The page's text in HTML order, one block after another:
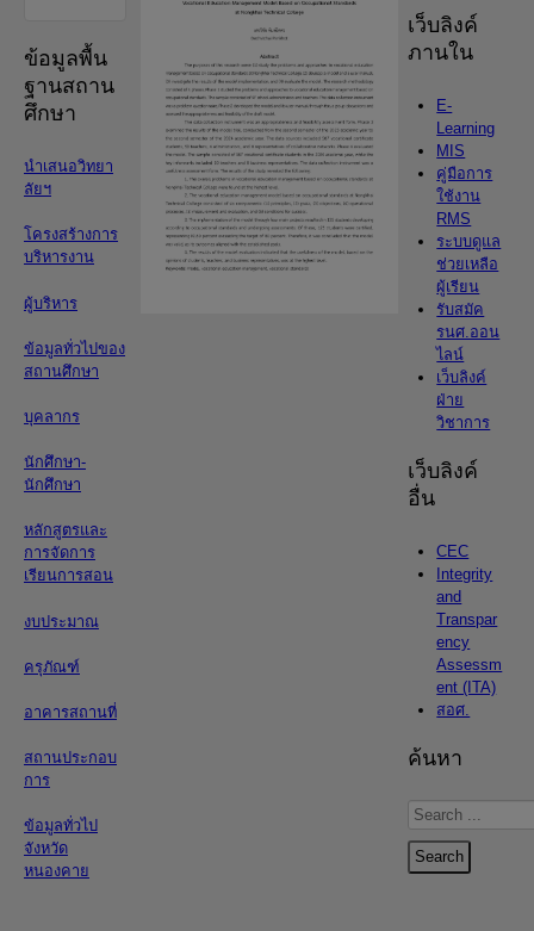
ข้อมูลพื้น
ฐานสถาน
ศึกษา
นำเสนอวิทยา
ลัยฯ
โครงสร้างการ
บริหารงาน
ผู้บริหาร
ข้อมูลทั่วไปของ
สถานศึกษา
บุคลากร
นักศึกษา-
นักศึกษา
หลักสูตรและ
การจัดการ
เรียนการสอน
งบประมาณ
ครุภัณฑ์
อาคารสถานที่
สถานประกอบ
การ
ข้อมูลทั่วไป
จังหวัด
หนองคาย
เว็บลิงค์
ภานใน
E-
Learning
MIS
คู่มือการ
ใช้งาน
RMS
ระบบดูแล
ช่วยเหลือ
ผู้เรียน
รับสมัค
รนศ.ออน
ไลน์
เว็บลิงค์
ฝ่าย
วิชาการ
เว็บลิงค์
อื่น
CEC
Integrity
and
Transpar
ency
Assessm
ent (ITA)
สอศ.
ค้นหา
Search
...
Search